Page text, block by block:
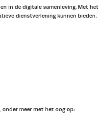
in de digitale samenleving. Met het
dienstverlening kunnen bieden.
meer met het oog op: